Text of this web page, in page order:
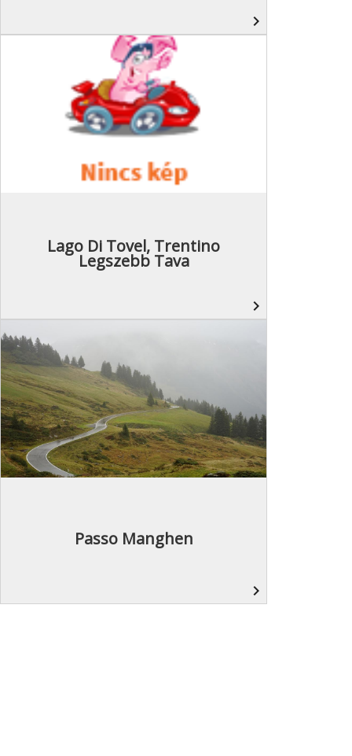
navigate_next
Lago Di Tovel, Trentino
Legszebb Tava
navigate_next
Passo Manghen
navigate_next